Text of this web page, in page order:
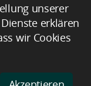
unserer
erklären
wir Cookies